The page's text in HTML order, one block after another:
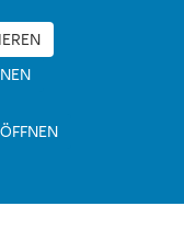
öffentliche
Flughafen wie
und